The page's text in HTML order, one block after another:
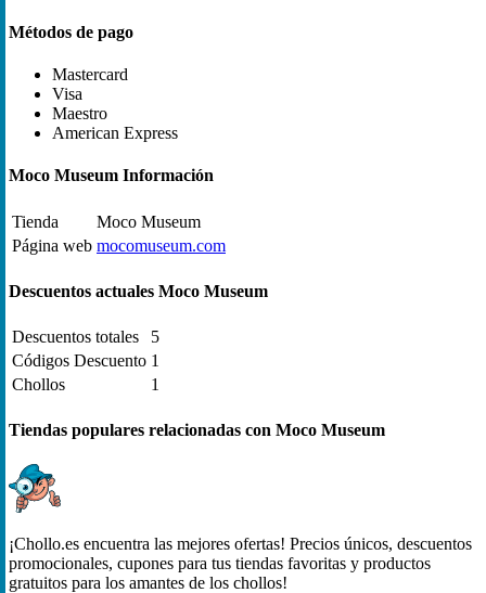
Métodos de pago
Mastercard
Visa
Maestro
American Express
Moco Museum Información
Tienda
Moco Museum
Página web mocomuseum.com
Descuentos actuales Moco Museum
Descuentos totales
5
Códigos Descuento 1
Chollos
1
Tiendas populares relacionadas con Moco Museum
¡Chollo.es encuentra las mejores ofertas! Precios únicos, descuentos
promocionales, cupones para tus tiendas favoritas y productos
gratuitos para los amantes de los chollos!